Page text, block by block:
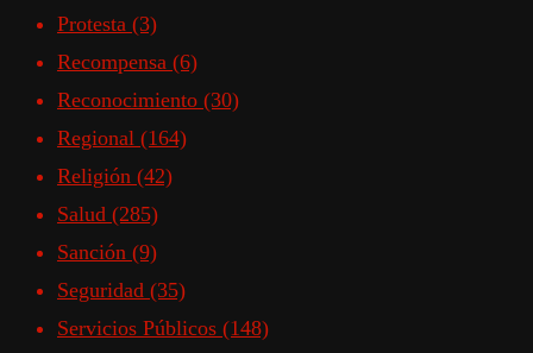
Protesta (3)
Recompensa (6)
Reconocimiento (30)
Regional (164)
Religión (42)
Salud (285)
Sanción (9)
Seguridad (35)
Servicios Públicos (148)